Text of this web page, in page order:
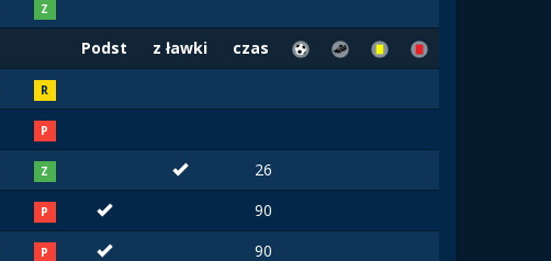
Z
Podst z ławki
czas
R
P
Z
26
P
90
P
90